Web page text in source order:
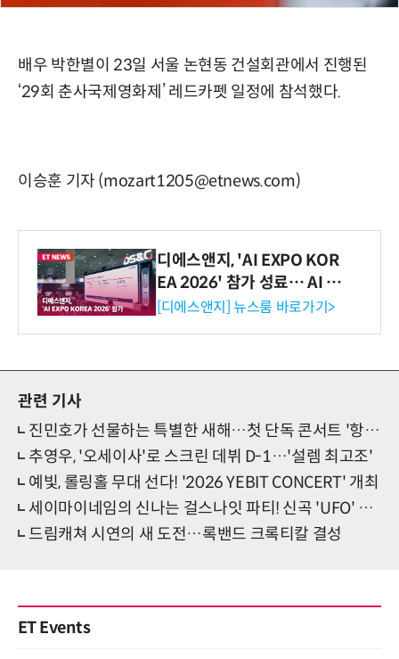
배우 박한별이 23일 서울 논현동 건설회관에서 진행된
‘29회 춘사국제영화제’ 레드카펫 일정에 참석했다.
이승훈 기자 (mozart1205@etnews.com)
디에스앤지, 'AI EXPO KOR
EA 2026' 참가 성료… AI 전
생애주기 아우르는 통합 솔루
[디에스앤지] 뉴스룸 바로가기>
관련 기사
진민호가 선물하는 특별한 새해…첫 단독 콘서트 '항해'
추영우, '오세이사'로 스크린 데뷔 D-1…'설렘 최고조'
예빛, 롤링홀 무대 선다! '2026 YEBIT CONCERT' 개최
세이마이네임의 신나는 걸스나잇 파티! 신곡 'UFO' 기대 증폭
드림캐쳐 시연의 새 도전…록밴드 크록티칼 결성
ET Events